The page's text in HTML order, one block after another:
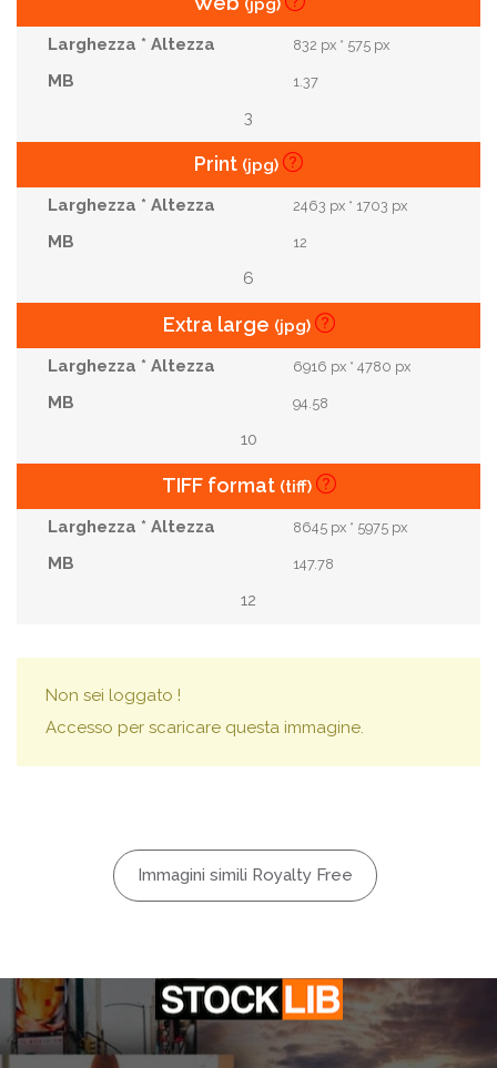
(jpg)
832 px * 575 px
1.37
3
Print (jpg)
2463 px * 1703 px
12
6
Extra large (jpg)
6916 px * 4780 px
94.58
10
TIFF format (tiff)
8645 px * 5975 px
147.78
12
Non sei loggato !
Accesso per scaricare questa immagine.
Immagini simili Royalty Free